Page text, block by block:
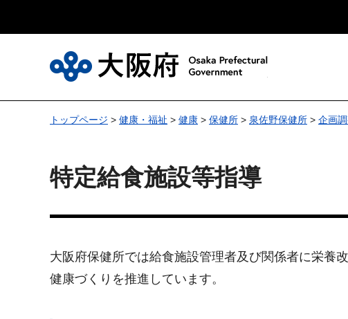
トップページ > 健康・福祉 > 健康 > 保健所 > 泉佐野保健所 > 企画
特定給食施設等指導
大阪府保健所では給食施設管理者及び関係者に栄養
健康づくりを推進しています。